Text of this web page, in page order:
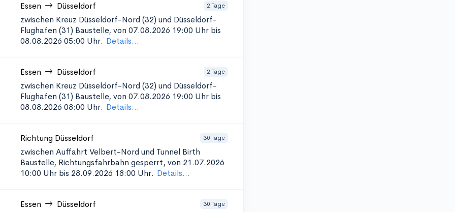
Essen Düsseldorf 2 Tage
zwischen Kreuz Düsseldorf-Nord (32) und Düsseldorf-
Flughafen (31) Baustelle, von 07.08.2026 19:00 Uhr bis
08.08.2026 05:00 Uhr. Details...
Essen Düsseldorf 2 Tage
zwischen Kreuz Düsseldorf-Nord (32) und Düsseldorf-
Flughafen (31) Baustelle, von 07.08.2026 19:00 Uhr bis
08.08.2026 08:00 Uhr. Details...
Richtung Düsseldorf 30 Tage
zwischen Auffahrt Velbert-Nord und Tunnel Birth
Baustelle, Richtungsfahrbahn gesperrt, von 21.07.2026
10:00 Uhr bis 28.09.2026 18:00 Uhr. Details...
Essen Düsseldorf 30 Tage